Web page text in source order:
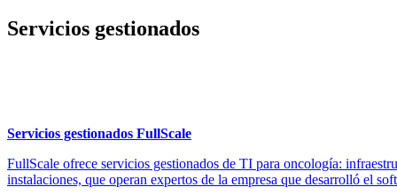
Servicios gestionados
Servicios gestionados FullScale
FullScale ofrece servicios gestionados de TI para oncología:
instalaciones, que operan expertos de la empresa que desarrolló el